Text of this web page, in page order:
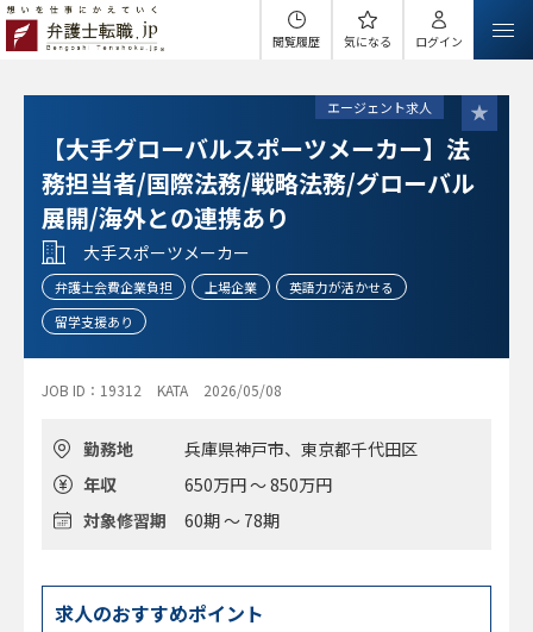
閲覧履歴 気になる ログイン
エージェント求人
【大手グローバルスポーツメーカー】法
務担当者/国際法務/戦略法務/グローバル
展開/海外との連携あり
大手スポーツメーカー
弁護士会費企業負担 上場企業
英語力が活かせる
留学支援あり
JOB ID：19312 KATA 2026/05/08
勤務地
兵庫県神戸市、東京都千代田区
年収
650万円 ～ 850万円
対象修習期
60期 ～ 78期
求人のおすすめポイント